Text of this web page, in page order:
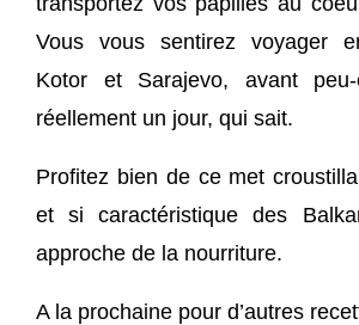
Vous vous sentirez voyager
Kotor et Sarajevo, avant
réellement un jour, qui sait.
Profitez bien de ce met
et si caractéristique des
approche de la nourriture.
A la prochaine pour d’autres